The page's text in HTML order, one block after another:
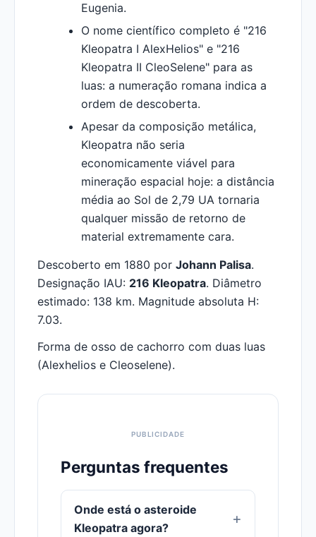
Eugenia.
O nome científico completo é "216
Kleopatra I AlexHelios" e "216
Kleopatra II CleoSelene" para as
luas: a numeração romana indica a
ordem de descoberta.
Apesar da composição metálica,
Kleopatra não seria
economicamente viável para
mineração espacial hoje: a distância
média ao Sol de 2,79 UA tornaria
qualquer missão de retorno de
material extremamente cara.
Descoberto em 1880 por Johann Palisa.
Designação IAU: 216 Kleopatra. Diâmetro
estimado: 138 km. Magnitude absoluta H:
7.03.
Forma de osso de cachorro com duas luas
(Alexhelios e Cleoselene).
Perguntas frequentes
Onde está o asteroide
Kleopatra agora?